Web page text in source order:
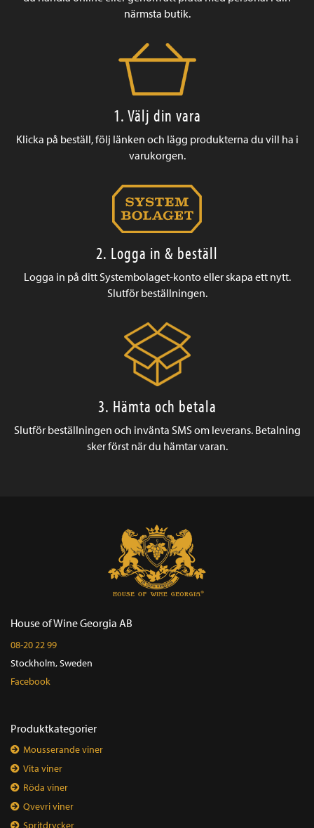
närmsta butik.
1. Välj din vara
Klicka på beställ, följ länken och lägg produkterna du vill ha i
varukorgen.
2. Logga in & beställ
Logga in på ditt Systembolaget-konto eller skapa ett nytt.
Slutför beställningen.
3. Hämta och betala
Slutför beställningen och invänta SMS om leverans. Betalning
sker först när du hämtar varan.
House of Wine Georgia AB
08-20 22 99
Stockholm, Sweden
Facebook
Produktkategorier
Mousserande viner
Vita viner
Röda viner
Qvevri viner
Spritdrycker